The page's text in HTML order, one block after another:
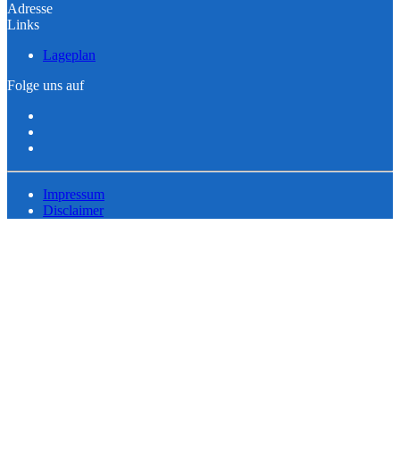
Adresse
Links
Lageplan
Folge uns auf
Impressum
Disclaimer